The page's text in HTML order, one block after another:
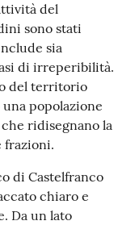
del
sono stati
sia
di irreperibilità.
del territorio
popolazione
ridisegnano la
frazioni.
di Castelfranco
chiaro e
Da un lato